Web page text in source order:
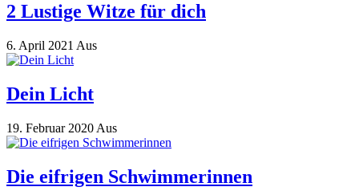
2 Lustige Witze für dich
6. April 2021 Aus
Dein Licht
19. Februar 2020 Aus
Die eifrigen Schwimmerinnen